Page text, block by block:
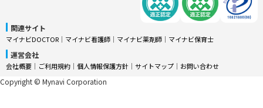
関連サイト
マイナビDOCTOR │ マイナビ看護師 │ マイナビ薬剤師 │ マイナビ保育士
運営会社
会社概要 │ ご利用規約 │ 個人情報保護方針 │ サイトマップ │ お問い合わせ
Copyright © Mynavi Corporation